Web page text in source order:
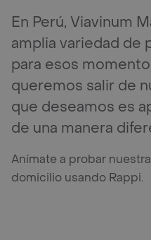
En Perú, Viavinum
amplia variedad de
para esos
queremos salir de
que deseamos es
de una manera
Anímate a probar
domicilio usando Rappi.